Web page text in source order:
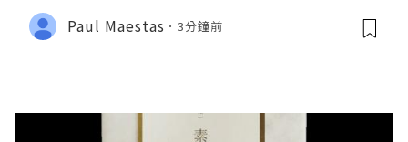
Paul Maestas 3分鐘前